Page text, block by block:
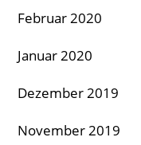
Februar 2020
Januar 2020
Dezember 2019
November 2019